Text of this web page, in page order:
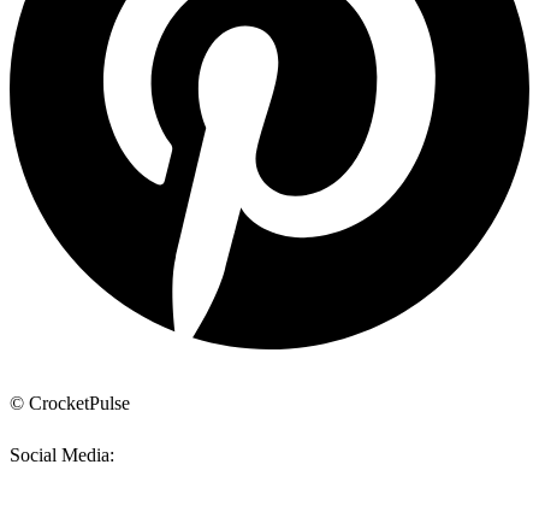
© CrocketPulse
Social Media: